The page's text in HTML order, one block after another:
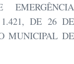
DE 26 DE
MUNICIPAL DE